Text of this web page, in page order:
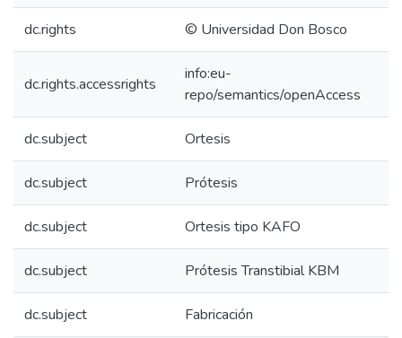
dc.rights © Universidad Don Bosco
dc.rights.accessrights
info:eu-
repo/semantics/openAccess
dc.subject Ortesis
dc.subject Prótesis
dc.subject Ortesis tipo KAFO
dc.subject Prótesis Transtibial KBM
dc.subject Fabricación